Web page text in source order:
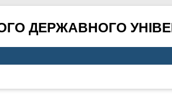
ДЕРЖАВНОГО